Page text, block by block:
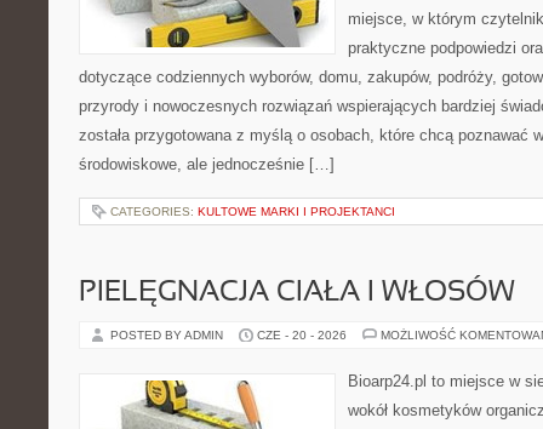
miejsce, w którym
praktyczne podpowiedzi
dotyczące codziennych wyborów, domu, zakupów, podróży,
przyrody i nowoczesnych rozwiązań wspierających bardziej
została przygotowana z myślą o osobach, które chcą poznawać
środowiskowe, ale jednocześnie […]
CATEGORIES: KULTOWE MARKI I PROJEKTANCI
PIELĘGNACJA CIAŁA I WŁOSÓW
POSTED BY ADMIN CZE - 20 - 2026 MOŻLIWOŚĆ
Bioarp24.pl to miejsce w
wokół kosmetyków